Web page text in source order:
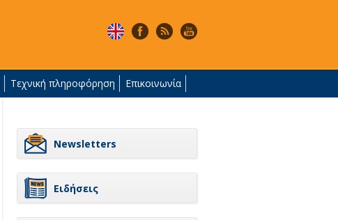
Τεχνική πληροφόρηση Επικοινωνία
Newsletters
Ειδήσεις